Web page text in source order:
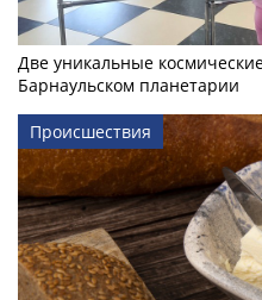
Две уникальные
Барнаульском планетарии
Происшествия